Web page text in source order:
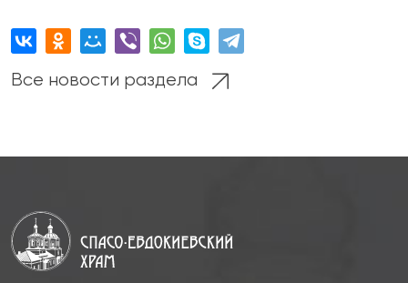
Все новости раздела